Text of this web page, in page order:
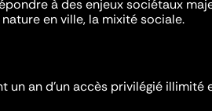
à des enjeux sociétaux
en ville, la mixité sociale.
un an d’un accès privilégié